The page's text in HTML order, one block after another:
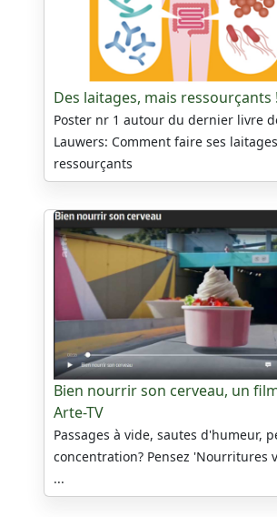
Des laitages, mais ressourçants !
Poster nr 1 autour du dernier livre
Lauwers: Comment faire ses laitages
ressourçants
Bien nourrir son cerveau, un
Arte-TV
Passages à vide, sautes d'humeur,
concentration? Pensez 'Nourritures
...